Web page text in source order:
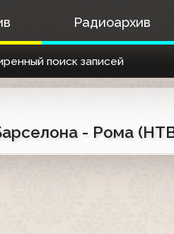
Радиоархив
поиск записей
- Рома